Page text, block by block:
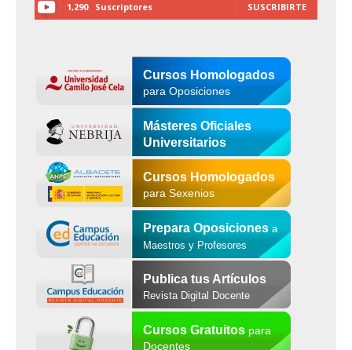
1,290 Suscriptores SUSCRIBIRTE
Cursos Homologados
para Oposiciones
Másteres Oficiales
Universitarios
Cursos Homologados
para Sexenios
Prepara Oposiciones a
Maestros y Profesores
Publica tus Artículos
Revista Digital Docente
Cursos Gratuitospara
Docentes